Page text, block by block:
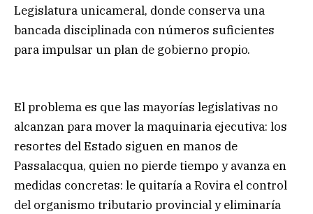
Legislatura unicameral, donde conserva una
bancada disciplinada con números suficientes
para impulsar un plan de gobierno propio.
El problema es que las mayorías legislativas no
alcanzan para mover la maquinaria ejecutiva: los
resortes del Estado siguen en manos de
Passalacqua, quien no pierde tiempo y avanza en
medidas concretas: le quitaría a Rovira el control
del organismo tributario provincial y eliminaría